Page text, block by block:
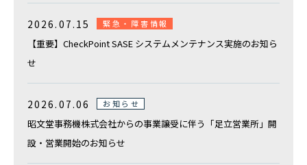
定休日：土日祝祭日・その他弊社指定の休日による
2026.07.15 緊急・障害情報
【重要】CheckPoint SASE システムメンテナンス実施のお知ら
せ
2026.07.06 お知らせ
昭文堂事務機株式会社からの事業譲受に伴う「足立営業所」開
設・営業開始のお知らせ